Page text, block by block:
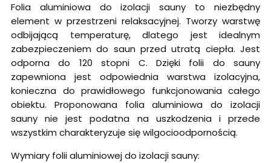
Folia aluminiowa do izolacji sauny to niezbędny
element w przestrzeni relaksacyjnej. Tworzy warstwę
odbijającą temperaturę, dlatego jest idealnym
zabezpieczeniem do saun przed utratą ciepła. Jest
odporna do 120 stopni C. Dzięki folii do sauny
zapewniona jest odpowiednia warstwa izolacyjna,
konieczna do prawidłowego funkcjonowania całego
obiektu. Proponowana folia aluminiowa do izolacji
sauny nie jest podatna na uszkodzenia i przede
wszystkim charakteryzuje się wilgocioodpornością.
Wymiary folii aluminiowej do izolacji sauny: